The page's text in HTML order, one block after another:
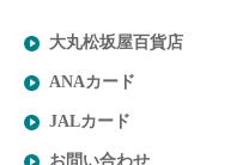
大丸松坂屋百貨店
ANAカード
JALカード
お問い合わせ